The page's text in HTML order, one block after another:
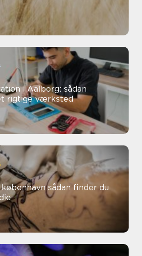
i Aalborg: sådan
rigtige værksted
sådan finder du